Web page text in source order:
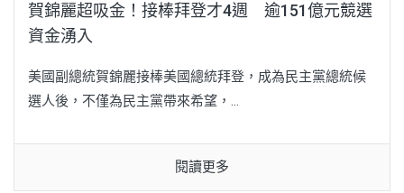
賀錦麗超吸金！接棒拜登才4週 逾151億元競選
資金湧入
美國副總統賀錦麗接棒美國總統拜登，成為民主黨總統候
選人後，不僅為民主黨帶來希望，...
閱讀更多